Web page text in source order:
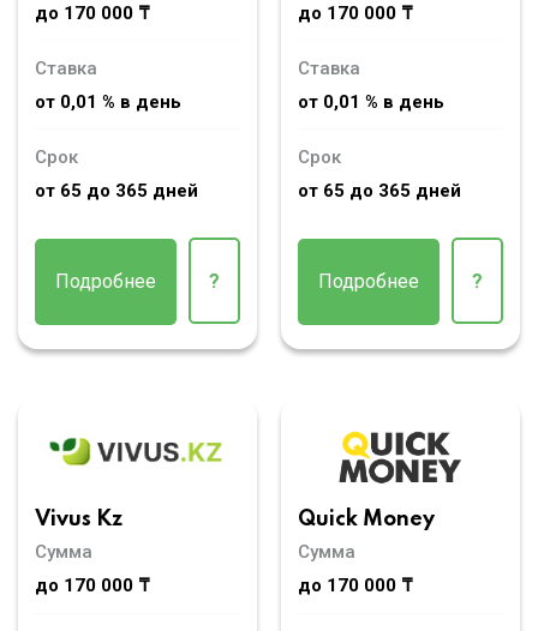
до 170 000 ₸
Ставка
от 0,01 % в день
Срок
от 65 до 365 дней
Подробнее ?
до 170 000 ₸
Ставка
от 0,01 % в день
Срок
от 65 до 365 дней
Подробнее ?
Vivus Kz
Сумма
до 170 000 ₸
Quick Money
Сумма
до 170 000 ₸